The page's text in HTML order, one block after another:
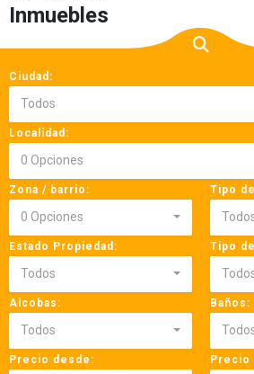
Inmuebles
Ciudad:
Todos
Localidad:
0 Opciones
Zona / barrio:
0 Opciones
Tipo
Estado Propiedad:
Todos
Tipo
Alcobas:
Todos
Baños:
Precio desde: Precio